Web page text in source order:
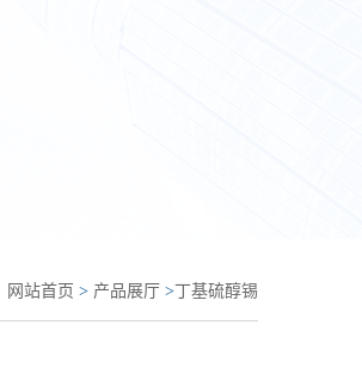
网站首页 > 产品展厅 >丁基硫醇锡